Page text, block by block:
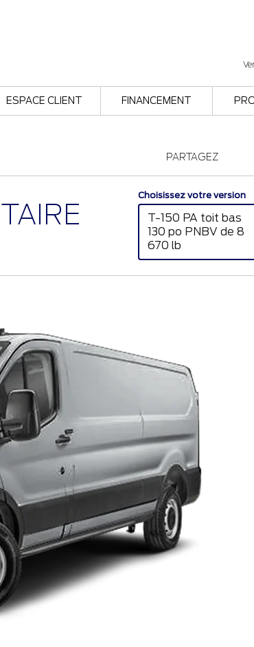
ESPACE CLIENT FINANCEMENT
PARTAGEZ
Choisissez votre version
T-150 PA toit bas
130 po PNBV de 8
670 lb